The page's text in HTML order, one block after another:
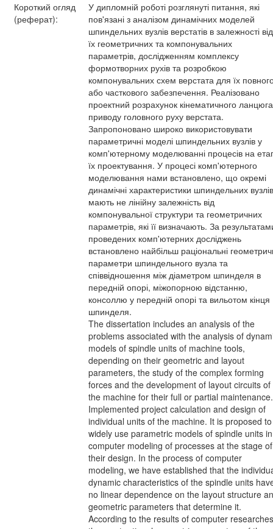
Короткий огляд
(реферат):
У дипломній роботі розглянуті питання, які
пов'язані з аналізом динамічних моделей
шпиндельних вузлів верстатів в залежності від
їх геометричних та компонувальних
параметрів, дослідженням комплексу
формотворних рухів та розробкою
компонувальних схем верстата для їх
або часткового забезпечення. Реалізовано
проектний розрахунок кінематичного ланцюга
приводу головного руху верстата.
Запропоновано широко використовувати
параметричні моделі шпиндельних вузлів у
комп'ютерному моделюванні процесів на
їх проектування. У процесі комп'ютерного
моделювання нами встановлено, що окремі
динамічні характеристики шпиндельних вузлів
мають не лінійну залежність від
компонувальної структури та геометричних
параметрів, які її визначають. За
проведених комп'ютерних досліджень
встановлено найбільш раціональні
параметри шпиндельного вузла та
співвідношення між діаметром шпинделя в
передній опорі, міжопорною відстанню,
консоллю у передній опорі та вильотом кінця
шпинделя.
The dissertation includes an analysis of the
problems associated with the analysis of
models of spindle units of machine tools,
depending on their geometric and layout
parameters, the study of the complex forming
forces and the development of layout circuits of
the machine for their full or partial maintenance.
Implemented project calculation and design of
individual units of the machine. It is proposed to
widely use parametric models of spindle units in
computer modeling of processes at the stage of
their design. In the process of computer
modeling, we have established that the
dynamic characteristics of the spindle units
no linear dependence on the layout structure
geometric parameters that determine it.
According to the results of computer